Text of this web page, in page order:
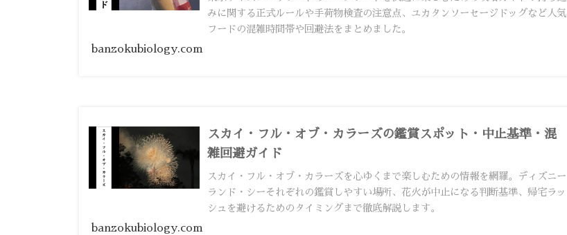
みに関する正式ルールや手荷物検査の注意点、ユカタンソーセージドッグなど人気
フードの混雑時間帯や回避法をまとめました。
banzokubiology.com
スカイ・フル・オブ・カラーズの鑑賞スポット・中止基準・混
雑回避ガイド
スカイ・フル・オブ・カラーズを心ゆくまで楽しむための情報を網羅。ディズニー
ランド・シーそれぞれの鑑賞しやすい場所、花火が中止になる判断基準、帰宅ラッ
シュを避けるためのタイミングまで徹底解説します。
banzokubiology.com